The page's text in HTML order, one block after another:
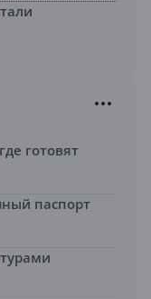
готовят
паспорт